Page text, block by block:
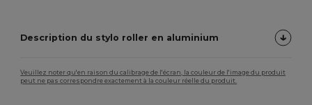
Description du stylo roller en aluminium
Veuillez noter qu'en raison du calibrage de l'écran, la couleur de l'image du produit
peut ne pas correspondre exactement à la couleur réelle du produit.